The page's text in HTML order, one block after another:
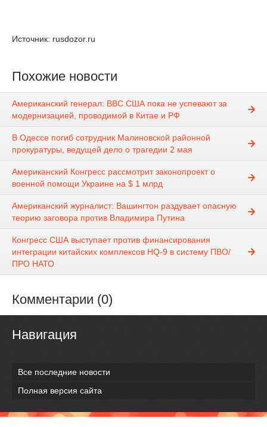
Источник: rusdozor.ru
Похожие новости
Американский генерал: ВВС США пока не успевают за
модернизацией, проводимой в Китае и РФ
В Одессе погиб сотрудник Малиновской районной
прокуратуры, ведущей дело о трагедии 2 мая
Американский Конгресс рассмотрит законопроект о
военной помощи Украине на $ 1 млрд
Американский журналист: Вашингтон раздувает опасную
теорию заговора против Владимира Путина
Конгресс США выступает против финансирования
интеграции китайских комплексов HQ-9 в систему ПВО/
ПРО НАТО
Комментарии (0)
Навигация
Все последние новости
Полная версия сайта